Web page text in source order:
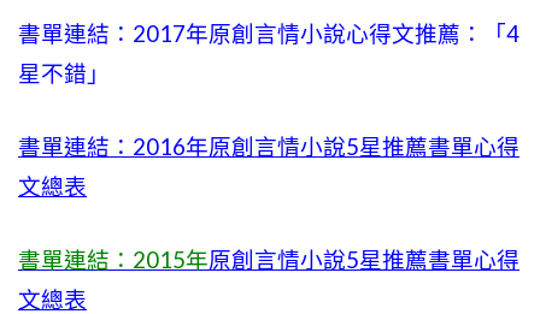
書單連結：2017年原創言情小說心得文推薦：「4
星不錯」
書單連結：2016年原創言情小說5星推薦書單心得
文總表
書單連結：2015年原創言情小說5星推薦書單心得
文總表